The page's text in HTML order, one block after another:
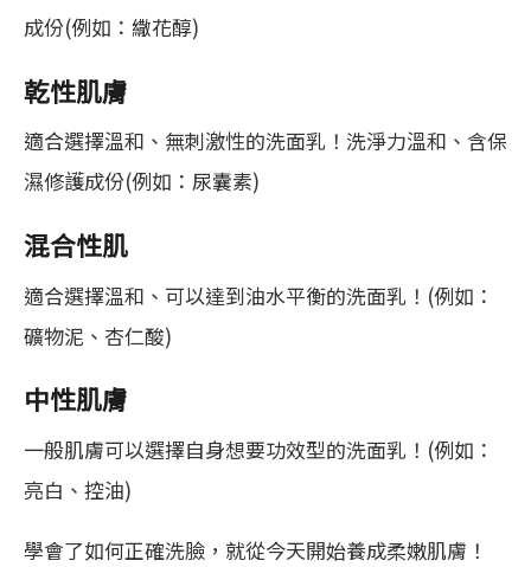
成份(例如：繖花醇)
乾性肌膚
適合選擇溫和、無刺激性的洗面乳！洗淨力溫和、含保
濕修護成份(例如：尿囊素)
混合性肌
適合選擇溫和、可以達到油水平衡的洗面乳！(例如：
礦物泥、杏仁酸)
中性肌膚
一般肌膚可以選擇自身想要功效型的洗面乳！(例如：
亮白、控油)
學會了如何正確洗臉，就從今天開始養成柔嫩肌膚！